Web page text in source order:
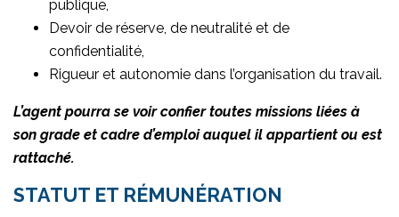
publique,
Devoir de réserve, de neutralité et de
confidentialité,
Rigueur et autonomie dans l’organisation du travail.
L’agent pourra se voir confier toutes missions liées à
son grade et cadre d’emploi auquel il appartient ou est
rattaché.
STATUT ET RÉMUNÉRATION